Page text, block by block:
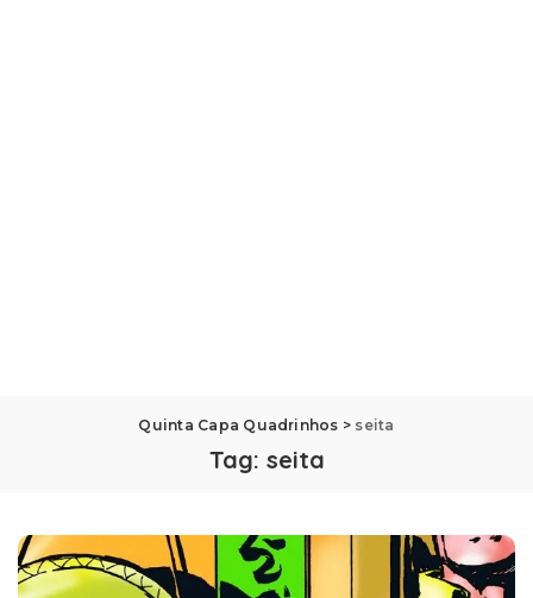
Quinta Capa Quadrinhos > seita
Tag: seita